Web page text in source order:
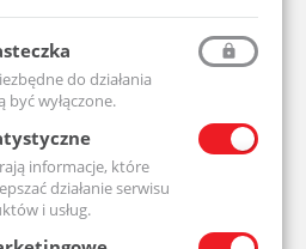
Jednorzędowe 6204
Ceny produktów
widoczne dopiero po
posiadasz konta,
zarejestruj się.
Zespół
UCF206-
do działania
być wyłączone.
informacje, które
działanie serwisu
i usług.